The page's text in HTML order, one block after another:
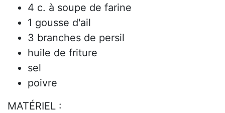
4 c. à soupe de farine
1 gousse d'ail
3 branches de persil
huile de friture
sel
poivre
MATÉRIEL :